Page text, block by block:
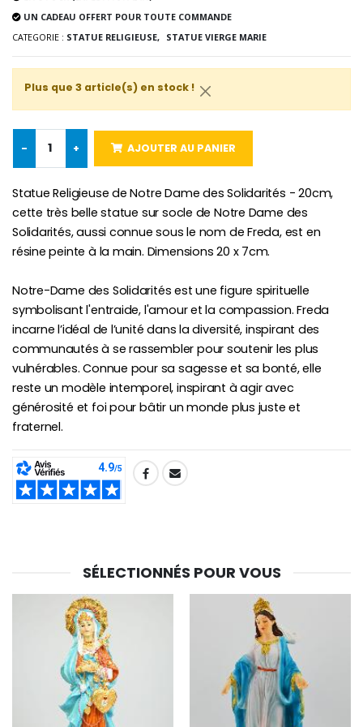
-10%
Bougie de Neuvaine Contre le Mal - Saint Michel
€5.50 €4.95
Lot de 20 Bougies de Neuvaine Blanches
€58.50
Huile d'Onction
€9.90
€4.90 €23.00
UN CADEAU OFFERT POUR TOUTE COMMANDE
CATEGORIE : STATUE RELIGIEUSE, STATUE VIERGE MARIE
Plus que 3 article(s) en stock !
- + AJOUTER AU PANIER
Statue Religieuse de Notre Dame des Solidarités - 20cm,
cette très belle statue sur socle de Notre Dame des
Solidarités, aussi connue sous le nom de Freda, est en
résine peinte à la main. Dimensions 20 x 7cm.
Notre-Dame des Solidarités est une figure spirituelle
symbolisant l'entraide, l'amour et la compassion. Freda
incarne l’idéal de l’unité dans la diversité, inspirant des
communautés à se rassembler pour soutenir les plus
vulnérables. Connue pour sa sagesse et sa bonté, elle
reste un modèle intemporel, inspirant à agir avec
générosité et foi pour bâtir un monde plus juste et
fraternel.
SHARE:
SÉLECTIONNÉS POUR VOUS